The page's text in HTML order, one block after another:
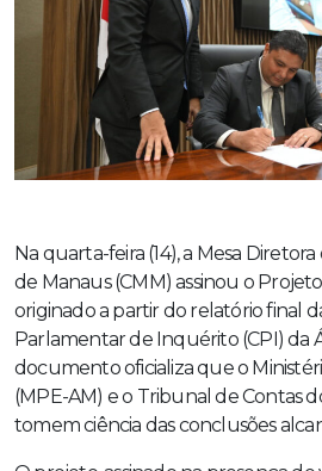
Na quarta-feira (14), a Mesa
de Manaus (CMM) assinou o
originado a partir do relatório final
Parlamentar de Inquérito (CPI) da
documento oficializa que o
(MPE-AM) e o Tribunal de Contas
tomem ciência das conclusões